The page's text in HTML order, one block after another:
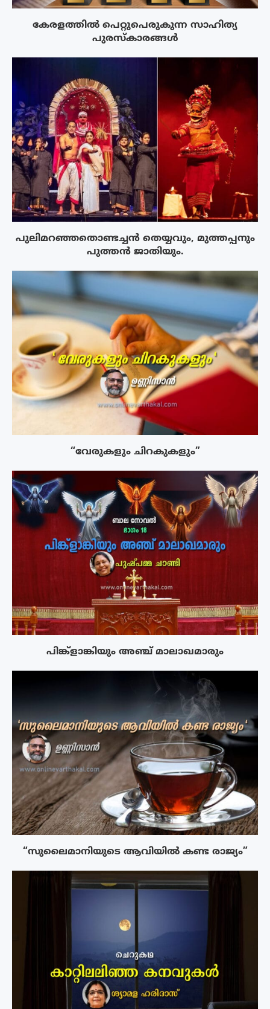
കേരളത്തിൽ പെറ്റുപെരുകുന്ന സാഹിത്യ
പുരസ്‌കാരങ്ങൾ
പുലിമറഞ്ഞതൊണ്ടച്ചൻ തെയ്യവും, മുത്തപ്പനും
പുത്തൻ ജാതിയും.
“വേരുകളും ചിറകുകളും”
പിങ്ക്ളാങ്കിയും അഞ്ച് മാലാഖമാരും
“സുലൈമാനിയുടെ ആവിയിൽ കണ്ട രാജ്യം”